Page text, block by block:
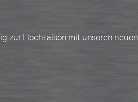
zur Hochsaison mit unseren neuen